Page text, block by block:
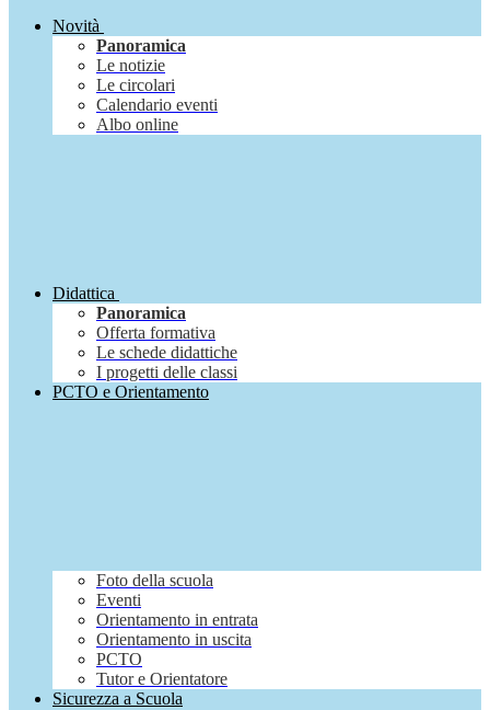
Novità
Panoramica
Le notizie
Le circolari
Calendario eventi
Albo online
Didattica
Panoramica
Offerta formativa
Le schede didattiche
I progetti delle classi
PCTO e Orientamento
Foto della scuola
Eventi
Orientamento in entrata
Orientamento in uscita
PCTO
Tutor e Orientatore
Sicurezza a Scuola